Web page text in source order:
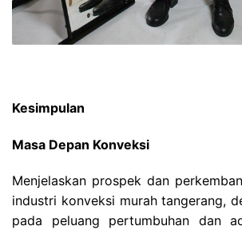
Kesimpulan
Masa Depan Konveksi
Menjelaskan prospek dan
industri konveksi murah tangerang,
pada peluang pertumbuhan dan